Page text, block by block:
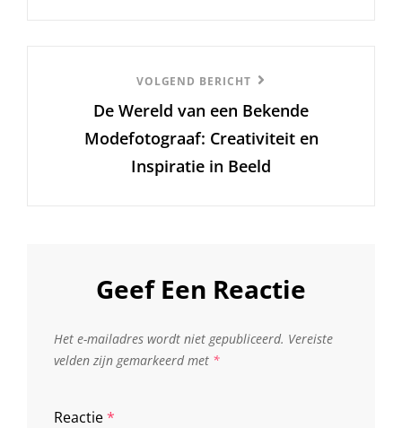
Bericht
VOLGEND BERICHT
De Wereld van een Bekende
Modefotograaf: Creativiteit en
Inspiratie in Beeld
Geef Een Reactie
Het e-mailadres wordt niet gepubliceerd. Vereiste
velden zijn gemarkeerd met *
Reactie*